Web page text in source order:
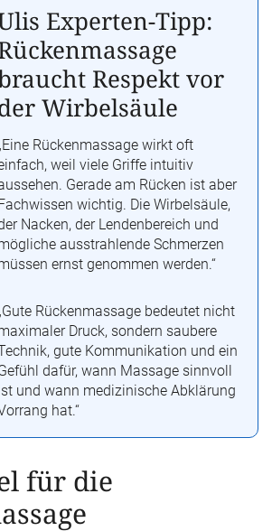
Experten-Tipp:
Respekt vor
Wirbelsäule
Rückenmassage wirkt oft
weil viele Griffe intuitiv
Gerade am Rücken ist aber
wichtig. Die Wirbelsäule,
Nacken, der Lendenbereich und
ausstrahlende Schmerzen
ernst genommen werden.“
Rückenmassage bedeutet nicht
Druck, sondern saubere
gute Kommunikation und ein
dafür, wann Massage sinnvoll
und wann medizinische Abklärung
hat.“
für die